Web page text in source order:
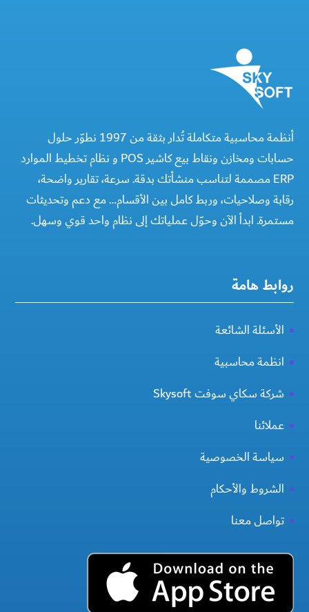
أنظمة محاسبية متكاملة تُدار بثقة من 1997 نطوّر حلول
حسابات ومخازن ونقاط بيع كاشير POS و نظام تخطيط الموارد
ERP مصممة لتناسب منشأتك بدقة. سرعة، تقارير واضحة،
رقابة وصلاحيات، وربط كامل بين الأقسام… مع دعم وتحديثات
مستمرة. ابدأ الآن وحوّل عملياتك إلى نظام واحد قوي وسهل.
روابط هامة
الأسئلة الشائعة
انظمة محاسبية
شركة سكاي سوفت Skysoft
عملائنا
سياسة الخصوصية
الشروط والأحكام
تواصل معنا